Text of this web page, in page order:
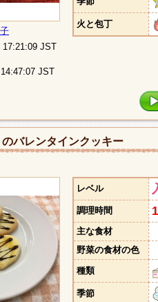
17:21:09 JST
JST
火と包丁
バレンタインクッキー
レベル
調理時間
主な食材
野菜の食材の色
種類
季節